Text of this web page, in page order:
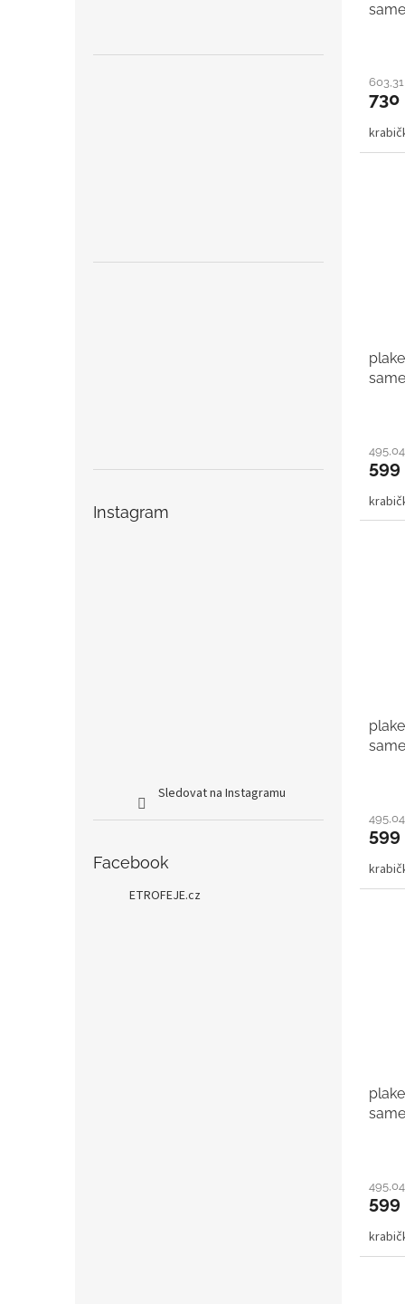
Instagram
Sledovat na Instagramu
Facebook
ETROFEJE.cz
730
599
599
599